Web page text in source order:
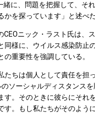
緒に、問題を把握して、そ
かを探っています」と述べた
ニック・ラスト氏は、
同様に、ウイルス感染防止
の重要性を強調している。
ちは個人として責任を担
ソーシャルディスタンス
す。そのときに彼らにそれ
す。もし私たちがそのよう